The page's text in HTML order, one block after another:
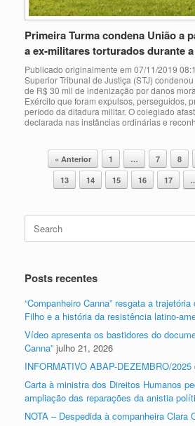
Primeira Turma condena União a
a ex-militares torturados durante
Publicado originalmente em 07/11/2019
Superior Tribunal de Justiça (STJ)
de R$ 30 mil de indenização por danos
Exército que foram expulsos, perseguidos,
período da ditadura militar. O colegiado
declarada nas instâncias ordinárias e
Post navigation
« Anterior 1 … 7 8
13
14 15 16 17
Search
for:
Posts recentes
“Companheiro Canna” resgata a
Filho e a história da resistência latino-
Vídeo apresenta os bastidores do
Canna” julho 21, 2026
INFORMATIVO ABAP-DEZEMBRO/2025
Carta à ministra dos Direitos Humanos
ampliação das reparações da anistia
NOTA – Despedida à companheira Clara